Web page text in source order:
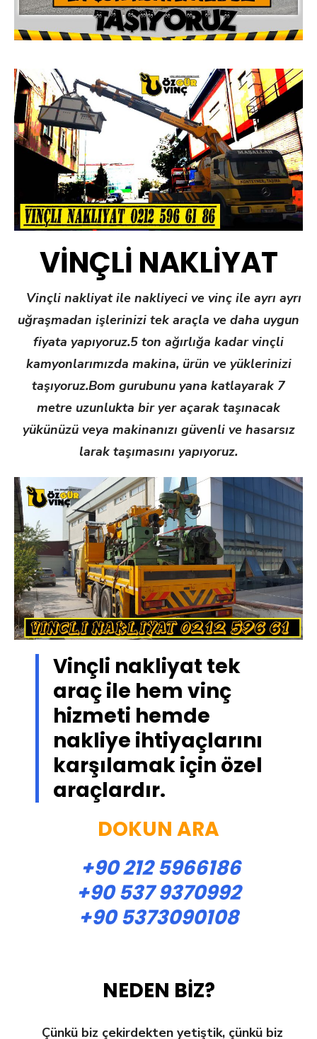
VİNÇLİ NAKLİYAT
Vinçli nakliyat ile nakliyeci ve vinç ile ayrı ayrı
uğraşmadan işlerinizi tek araçla ve daha uygun
fiyata yapıyoruz.5 ton ağırlığa kadar vinçli
kamyonlarımızda makina, ürün ve yüklerinizi
taşıyoruz.Bom gurubunu yana katlayarak 7
metre uzunlukta bir yer açarak taşınacak
yükünüzü veya makinanızı güvenli ve hasarsız
larak taşımasını yapıyoruz.
Vinçli nakliyat tek
araç ile hem vinç
hizmeti hemde
nakliye ihtiyaçlarını
karşılamak için özel
araçlardır.
DOKUN ARA
+90 212 5966186
+90 537 9370992
+90 5373090108
NEDEN BİZ?
Çünkü biz çekirdekten yetiştik, çünkü biz